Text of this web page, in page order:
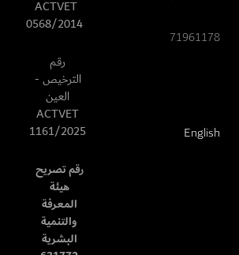
71961178
English
ACTVET
0568/2014
رقم
الترخيص -
العين
ACTVET
1161/2025
رقم تصريح
هيئة
المعرفة
والتنمية
البشرية